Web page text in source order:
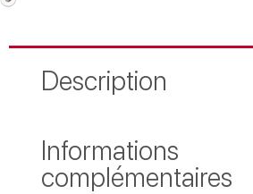
Description
Informations
complémentaires